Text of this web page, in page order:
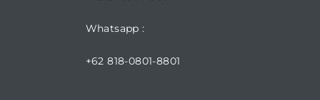
Whatsapp :
+62 818-0801-8801